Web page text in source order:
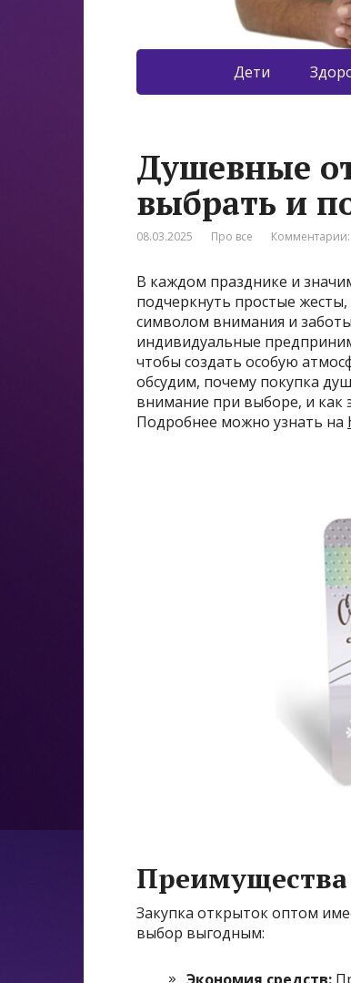
Дети
Душевные
выбрать и
08.03.2025 Про все
В каждом празднике и
подчеркнуть простые
символом внимания и
индивидуальные
чтобы создать особую
обсудим, почему покупка
внимание при выборе, и как
Подробнее можно узнать на
Закупка открыток оптом
выбор выгодным: